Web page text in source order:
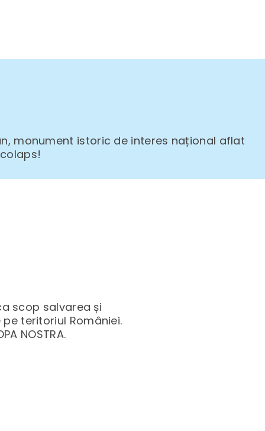
monument istoric de interes național aflat
scop salvarea și
teritoriul României.
NOSTRA.